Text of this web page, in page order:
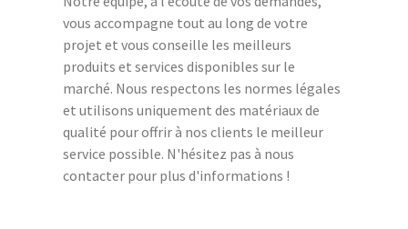
vous accompagne tout au long de votre
projet et vous conseille les meilleurs
produits et services disponibles sur le
marché. Nous respectons les normes légales
et utilisons uniquement des matériaux de
qualité pour offrir à nos clients le meilleur
service possible. N'hésitez pas à nous
contacter pour plus d'informations !